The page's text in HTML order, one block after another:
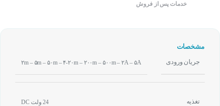
خدمات پس از فروش
مشخصات
جریان ورودی ۲m – ۵m – ۵۰m – ۴-۲۰m – ۲۰۰m – ۵۰۰m – ۲A – ۵A
تغذیه 24 ولت DC